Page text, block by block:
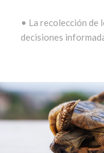
• La recolección de
decisiones